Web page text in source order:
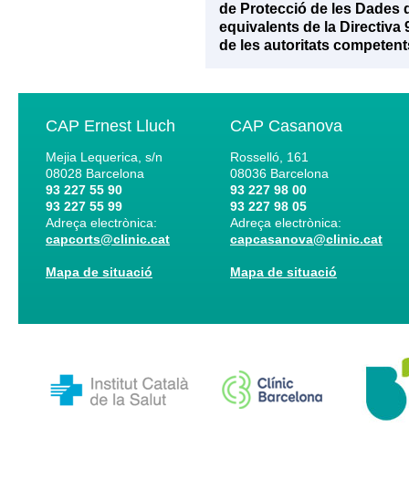
de Protecció de les Dades
equivalents de la Directiva
de les autoritats
CAP Ernest Lluch
Mejia Lequerica, s/n
08028 Barcelona
93 227 55 90
93 227 55 99
Adreça electrònica:
capcorts@clinic.cat
Mapa de situació
CAP Casanova
Rosselló, 161
08036 Barcelona
93 227 98 00
93 227 98 05
Adreça electrònica:
capcasanova@clinic.cat
Mapa de situació